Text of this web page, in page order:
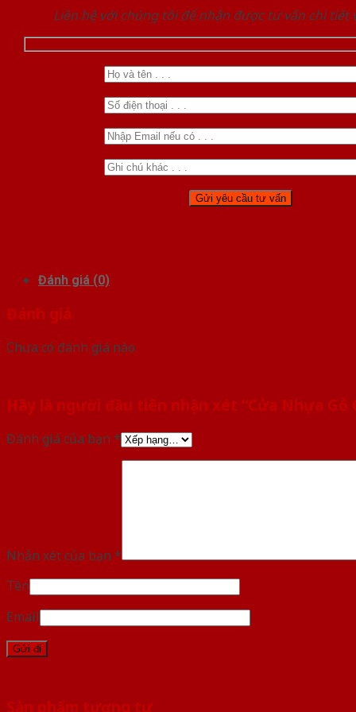
Liên hệ với chúng tôi để nhận được tư vấn chi tiết
Đánh giá (0)
Đánh giá
Chưa có đánh giá nào.
Hãy là người đầu tiên nhận xét “Cửa Nhựa Gỗ
Đánh giá của bạn *
Nhận xét của bạn *
Tên
Email
Sản phẩm tương tự